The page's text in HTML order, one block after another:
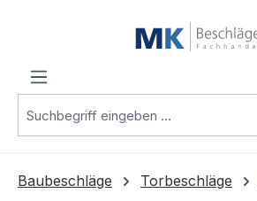
Baubeschläge Torbeschläge